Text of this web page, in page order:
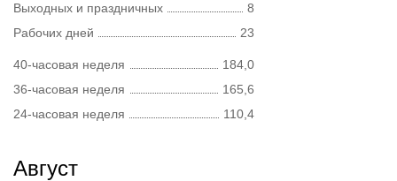
Выходных и праздничных
8
Рабочих дней
23
40-часовая неделя
184,0
36-часовая неделя
165,6
24-часовая неделя
110,4
Август